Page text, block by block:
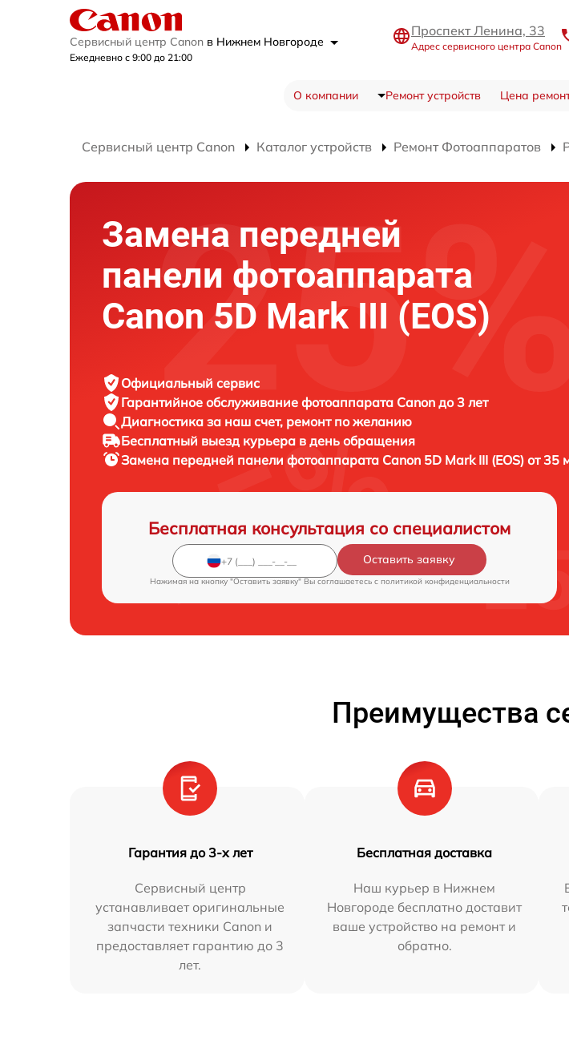
Сервисный центр Canon в Нижнем Новгороде
Ежедневно с 9:00 до 21:00
Проспект Ленина, 33
Адрес сервисного центра Canon
О компании Ремонт устройств Цена
Сервисный центр Canon Каталог устройств Ремонт Фотоаппаратов
Замена передней
панели фотоаппарата
Canon 5D Mark III (EOS)
Официальный сервис
Гарантийное обслуживание фотоаппарата Canon до 3 лет
Диагностика за наш счет, ремонт по желанию
Бесплатный выезд курьера в день обращения
Замена передней панели фотоаппарата Canon 5D Mark III (EOS) от 35
Бесплатная консультация со специалистом
Оставить заявку
Нажимая на кнопку "Оставить заявку" Вы соглашаетесь c политикой конфиденциальности
Преимущества
Гарантия до 3-х лет
Сервисный центр
устанавливает оригинальные
запчасти техники Canon и
предоставляет гарантию до 3
лет.
Бесплатная доставка
Наш курьер в Нижнем
Новгороде бесплатно доставит
ваше устройство на ремонт и
обратно.